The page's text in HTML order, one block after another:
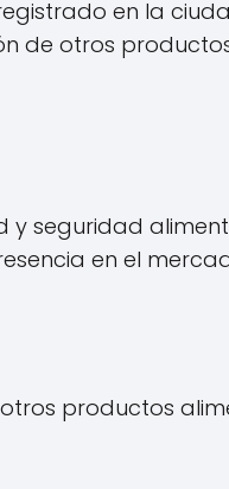
en la
de otros
y seguridad
en el
otros productos